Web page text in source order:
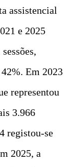
assistencial
e 2025
Em 2023
representou
3.966
registou-se
2025, a